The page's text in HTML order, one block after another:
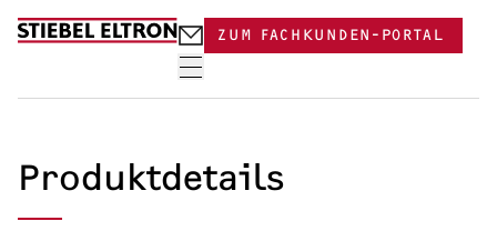
ZUM FACHKUNDEN-PORTAL
Produktdetails